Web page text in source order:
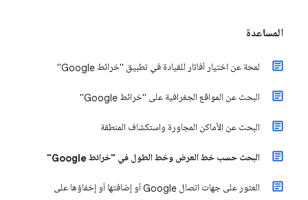
المساعدة
لمحة عن اختيار أفاتار للقيادة في تطبيق "خرائط Google"
البحث عن المواقع الجغرافية على "خرائط Google"
البحث عن الأماكن المجاورة واستكشاف المنطقة
البحث حسب خط العرض وخط الطول في "خرائط Google"
العثور على جهات اتصال Google أو إضافتها أو إخفاؤها على